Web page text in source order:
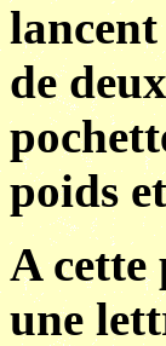
de
poids
A cette
une